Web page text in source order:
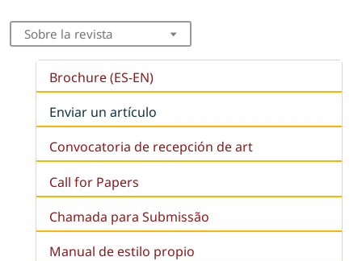
Sobre la revista
Brochure (ES-EN)
Enviar un artículo
Convocatoria de recepción de art
Call for Papers
Chamada para Submissão
Manual de estilo propio